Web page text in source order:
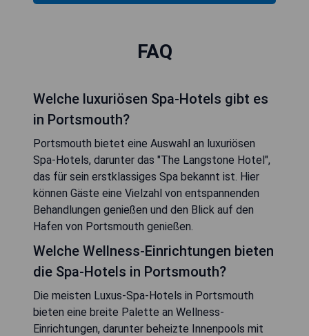
FAQ
Welche luxuriösen Spa-Hotels gibt es
in Portsmouth?
Portsmouth bietet eine Auswahl an luxuriösen
Spa-Hotels, darunter das "The Langstone Hotel",
das für sein erstklassiges Spa bekannt ist. Hier
können Gäste eine Vielzahl von entspannenden
Behandlungen genießen und den Blick auf den
Hafen von Portsmouth genießen.
Welche Wellness-Einrichtungen bieten
die Spa-Hotels in Portsmouth?
Die meisten Luxus-Spa-Hotels in Portsmouth
bieten eine breite Palette an Wellness-
Einrichtungen, darunter beheizte Innenpools mit